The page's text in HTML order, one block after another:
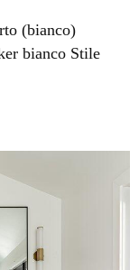
(bianco)
bianco Stile